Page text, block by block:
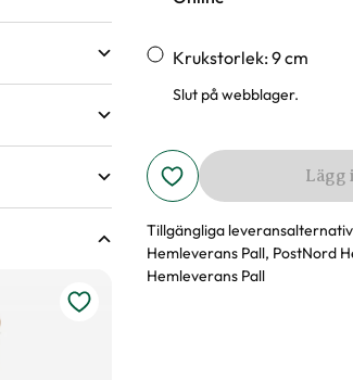
Krukstorlek: 9 cm
Slut på webblager.
Lägg
Tillgängliga
Hemleverans Pall, PostNord
Hemleverans Pall
mot